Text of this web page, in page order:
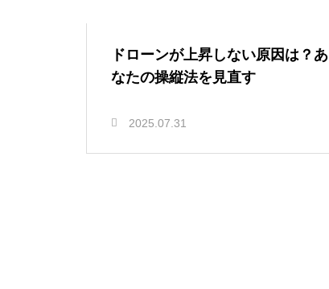
ドローンが上昇しない原因は？あ
なたの操縦法を見直す
2025.07.31